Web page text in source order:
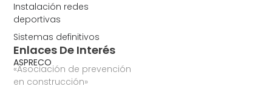
Instalación redes
deportivas
Sistemas definitivos
Enlaces De Interés
ASPRECO
«Asociación de prevención
en construcción»